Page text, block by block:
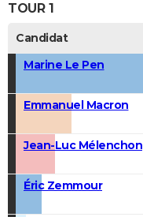
TOUR 1
Candidat
Marine Le Pen
Emmanuel Macron
Jean-Luc Mélenchon
Éric Zemmour